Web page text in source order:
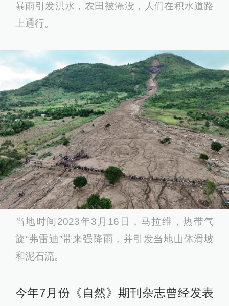
暴雨引发洪水，农田被淹没，人们在积水道路
上通行。
当地时间2023年3月16日，马拉维，热带气
旋“弗雷迪”带来强降雨，并引发当地山体滑坡
和泥石流。
今年7月份《自然》期刊杂志曾经发表